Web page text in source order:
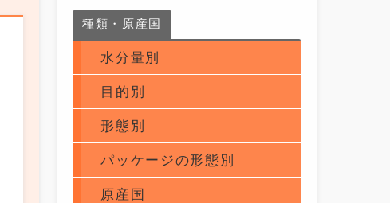
種類・原産国
水分量別
目的別
形態別
パッケージの形態別
原産国